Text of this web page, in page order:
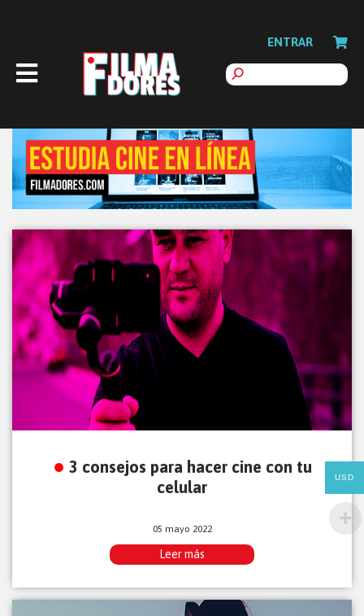
ENTRAR
3 consejos para hacer cine con tu
celular
05 mayo 2022
Leer más
USD